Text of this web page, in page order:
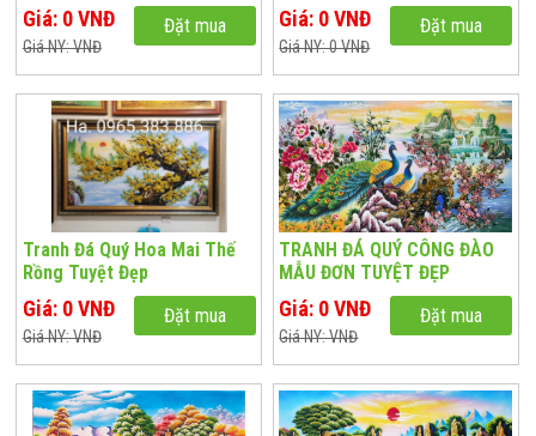
Giá: 0 VNĐ
Giá NY: VNĐ
Đặt mua Giá: 0 VNĐ
Giá NY: 0 VNĐ
Đặt mua
Tranh Đá Quý Hoa Mai Thế
Rồng Tuyệt Đẹp
Giá: 0 VNĐ
Giá NY: VNĐ
Đặt mua
TRANH ĐÁ QUÝ CÔNG ĐÀO
MẪU ĐƠN TUYỆT ĐẸP
Giá: 0 VNĐ
Giá NY: VNĐ
Đặt mua